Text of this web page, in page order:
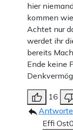
hier
kommen
Achtet nur
werdet ihr
bereits
Ende keine
16
Effi Ost